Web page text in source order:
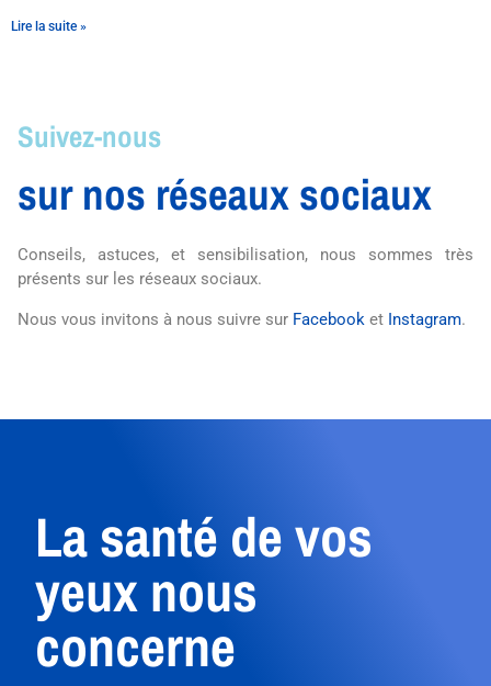
Lire la suite »
Suivez-nous
sur nos réseaux sociaux
Conseils, astuces, et sensibilisation, nous sommes très
présents sur les réseaux sociaux.
Nous vous invitons à nous suivre sur Facebook et Instagram.
La santé de vos
yeux nous
concerne